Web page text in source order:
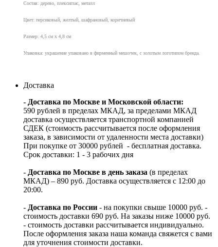
Состав: дерево, плексиглас, металл
Цвет: персиковый, желтый, шафрановый, коричневый
Размер: 4,5 см х 4,8 см
Упаковка: украшение упаковано в фирменный мешочек, с золотым логотипом бренда.
Доставка
- Доставка по Москве и Московской области:
590 рублей в пределах МКАД, за пределами МКАД
доставка осуществляется транспортной компанией
СДЕК (стоимость рассчитывается после оформления
заказа, в зависимости от удаленности места доставки)
При покупке от 30000 рублей - бесплатная доставка.
Срок доставки: 1 - 3 рабочих дня
- Доставка по Москве в день заказа (в пределах
МКАД) – 890 руб. Доставка осуществляется с 12:00 до
20:00.
- Доставка по России - на покупки свыше 10000 руб. -
стоимость доставки 690 руб. На заказы ниже 10000 руб.
- стоимость доставки рассчитывается индивидуально.
После оформления заказа наша команда свяжется с вами
для уточнения стоимости доставки.